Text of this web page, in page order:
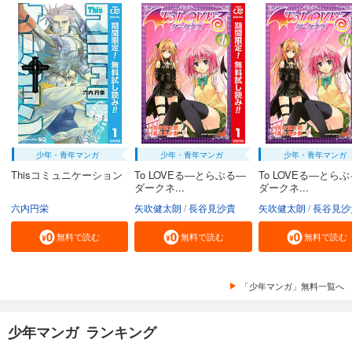
少年・青年マンガ
Thisコミュニケーション
六内円栄
無料で読む
少年・青年マンガ
To LOVEる―とらぶる―
ダークネ...
矢吹健太朗 長谷見沙貴
無料で読む
少年・青年マンガ
To LOVEる―とら
ダークネ...
矢吹健太朗 長谷見
無料で読む
「少年マンガ」無料一覧へ
少年マンガ ランキング